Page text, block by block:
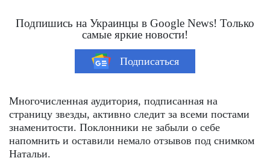
Подпишись на Украинцы в Google News! Только
самые яркие новости!
Подписаться
Многочисленная аудитория, подписанная на
страницу звезды, активно следит за всеми постами
знаменитости. Поклонники не забыли о себе
напомнить и оставили немало отзывов под снимком
Натальи.